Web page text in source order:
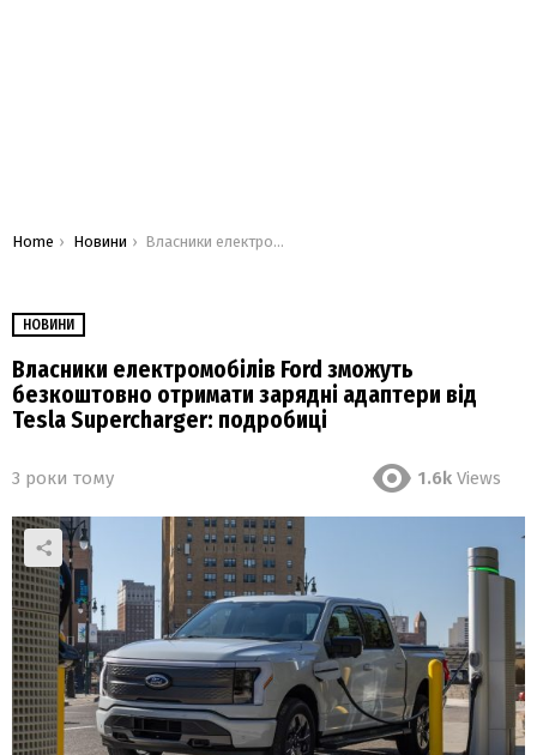
You are here:
Home Новини Власники електромобілів Ford зможуть безкоштовно отримати зарядні адаптери від Tesla Supercharger: подробиці
НОВИНИ
Власники електромобілів Ford зможуть
безкоштовно отримати зарядні адаптери від
Tesla Supercharger: подробиці
3 роки тому 1.6k Views